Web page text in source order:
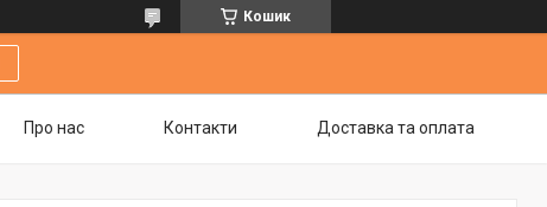
Кошик
Про нас Контакти Доставка та оплата